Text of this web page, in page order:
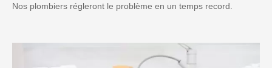
Nos plombiers régleront le problème en un temps record.